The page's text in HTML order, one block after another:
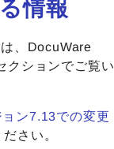
情報
、DocuWare
クションでご覧い
ン7.13での変更
さい。